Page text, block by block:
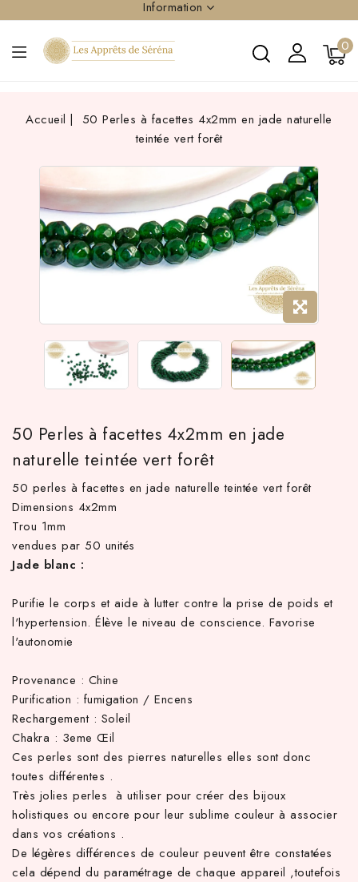
Information
0
d'achat hors frais de port en France métropolitaine ! À
Accueil
50 Perles à facettes 4x2mm en jade naturelle
teintée vert forêt
50 Perles à facettes 4x2mm en jade
naturelle teintée vert forêt
50 perles à facettes en jade naturelle teintée vert forêt
Dimensions 4x2mm
Trou 1mm
vendues par 50 unités
Jade blanc :
Purifie le corps et aide à lutter contre la prise de poids et
l'hypertension. Élève le niveau de conscience. Favorise
l'autonomie
Provenance : Chine
Purification : fumigation / Encens
Rechargement : Soleil
Chakra : 3eme Œil
Ces perles sont des pierres naturelles elles sont donc
toutes différentes .
Très jolies perles à utiliser pour créer des bijoux
holistiques ou encore pour leur sublime couleur à associer
dans vos créations .
De légères différences de couleur peuvent être constatées
cela dépend du paramétrage de chaque appareil ,toutefois